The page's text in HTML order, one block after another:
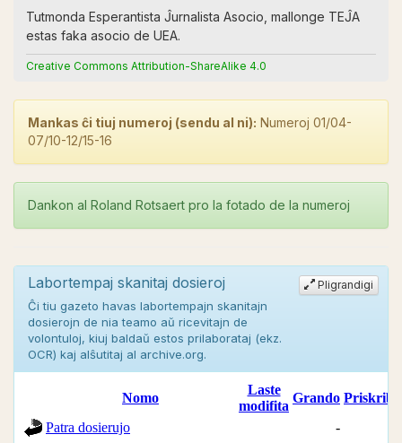
Tutmonda Esperantista Ĵurnalista Asocio, mallonge TEĴA
estas faka asocio de UEA.
Creative Commons Attribution-ShareAlike 4.0
Mankas ĉi tiuj numeroj (sendu al ni): Numeroj 01/04-
07/10-12/15-16
Dankon al Roland Rotsaert pro la fotado de la numeroj
Labortempaj skanitaj dosieroj
Ĉi tiu gazeto havas labortempajn skanitajn
dosierojn de nia teamo aŭ ricevitajn de
volontuloj, kiuj baldaŭ estos prilaborataj (ekz.
OCR) kaj alŝutitaj al archive.org.
Pligrandigi